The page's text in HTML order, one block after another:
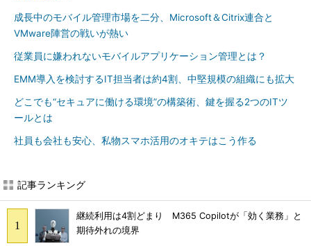
成長中のモバイル管理市場を二分、Microsoft＆Citrix連合と
VMware陣営の戦いが熱い
従業員に嫌われないモバイルアプリケーション管理とは？
EMM導入を検討するIT担当者は約4割、中堅規模の組織にも拡大
どこでも“セキュアに働ける環境”の構築術、鍵を握る2つのITツ
ールとは
社員も会社も安心、私物スマホ活用のオキテはこう作る
記事ランキング
継続利用は4割どまり M365 Copilotが「効く業務」と
期待外れの境界